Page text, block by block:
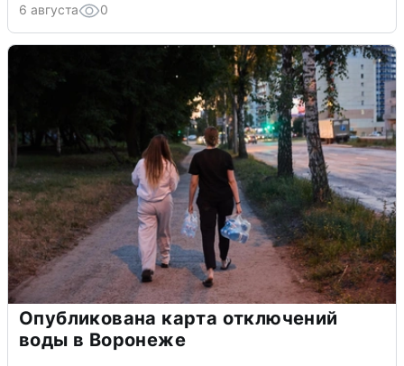
6 августа 0
Опубликована карта отключений
воды в Воронеже